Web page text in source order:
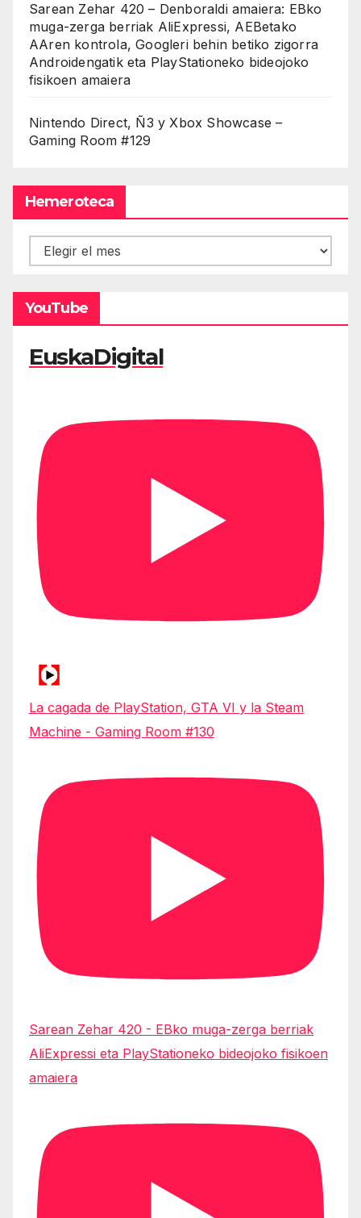
Sarean Zehar 420 – Denboraldi amaiera: EBko
muga-zerga berriak AliExpressi, AEBetako
AAren kontrola, Googleri behin betiko zigorra
Androidengatik eta PlayStationeko bideojoko
fisikoen amaiera
Nintendo Direct, Ñ3 y Xbox Showcase –
Gaming Room #129
Hemeroteca
Hemeroteca
YouTube
EuskaDigital
La cagada de PlayStation, GTA VI y la Steam
Machine - Gaming Room #130
Sarean Zehar 420 - EBko muga-zerga berriak
AliExpressi eta PlayStationeko bideojoko fisikoen
amaiera